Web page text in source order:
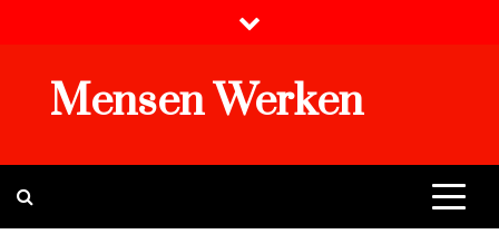
Mensen Werken